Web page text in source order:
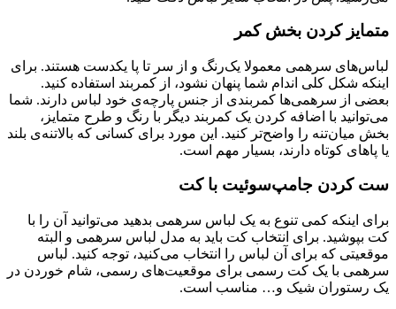
متمایز کردن بخش کمر
لباس‌های سرهمی معمولا یک‌رنگ و از سر تا پا یکدست هستند. برای
اینکه شکل کلی اندام شما پنهان نشود، از کمربند استفاده کنید.
بعضی از سرهمی‌ها کمربندی از جنس پارچه‌ی خود لباس دارند. شما
می‌توانید با اضافه کردن یک کمربند دیگر با رنگ و طرح متمایز،
بخش میان‌تنه را واضح‌تر کنید. این مورد برای کسانی که بالاتنه‌ی بلند
یا پاهای کوتاه دارند، بسیار مهم است.
ست کردن جامپ‌سوئیت با کت
برای اینکه کمی تنوع به یک لباس سرهمی بدهید می‌توانید آن را با
کت بپوشید. برای انتخاب کت باید به مدل لباس سرهمی و البته
موقعیتی که برای آن لباس را انتخاب می‌کنید، توجه کنید. لباس
سرهمی با یک کت رسمی برای موقعیت‌های رسمی، شام خوردن در
یک رستوران شیک و… مناسب است.